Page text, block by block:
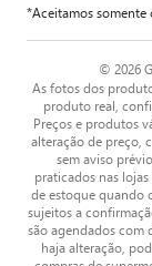
*Aceitamos somente
© 2026
As fotos dos
produto real,
Preços e produtos
alteração de preço,
sem aviso
praticados nas
de estoque quando
sujeitos a
são agendados com
haja alteração,